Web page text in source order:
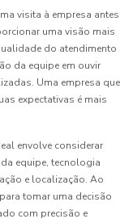
visita à empresa antes
uma visão mais
do atendimento
da equipe em ouvir
Uma empresa que
expectativas é mais
envolve considerar
equipe, tecnologia
e localização. Ao
tomar uma decisão
com precisão e